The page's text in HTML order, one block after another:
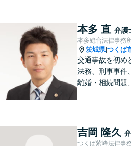
スを心がけてい
にお問合せくだ
本多 直 弁護
本多総合法律事務
茨城県|つくば
交通事故を初め
法務、刑事事件
離婚・相続問題
結果をご提供で
実・迅速・丁寧
心掛けています
吉岡 隆久
つくば紫峰法律事